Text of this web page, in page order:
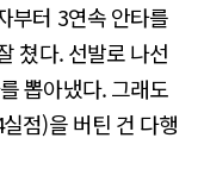
부터 3연속 안타를
쳤다. 선발로 나선
뽑아냈다. 그래도
점)을 버틴 건 다행